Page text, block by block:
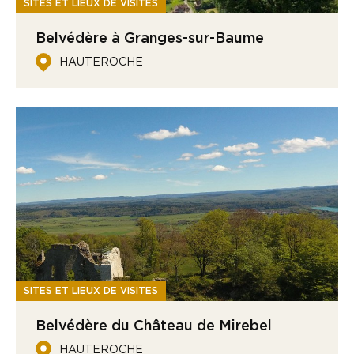
SITES ET LIEUX DE VISITES
Belvédère à Granges-sur-Baume
HAUTEROCHE
SITES ET LIEUX DE VISITES
Belvédère du Château de Mirebel
HAUTEROCHE